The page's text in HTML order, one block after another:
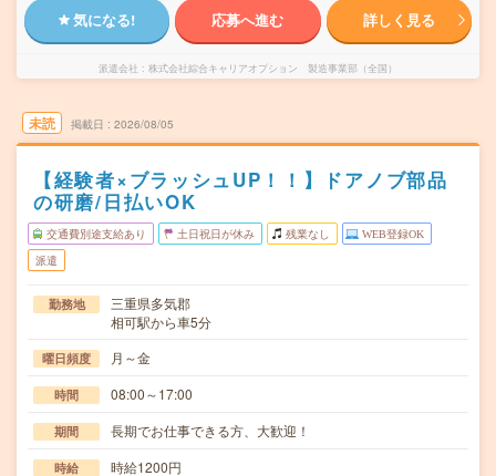
気になる! 応募へ進む 詳しく見る
派遣会社 株式会社綜合キャリアオプション 製造事業部（全国）
未読 掲載日 2026/08/05
【経験者×ブラッシュUP！！】ドアノブ部品
の研磨/日払いOK
交通費別途支給あり 土日祝日が休み 残業なし WEB登録OK
派遣
勤務地
三重県多気郡
相可駅から車5分
曜日頻度 月～金
時間 08:00～17:00
期間 長期でお仕事できる方、大歓迎！
時給 時給1200円